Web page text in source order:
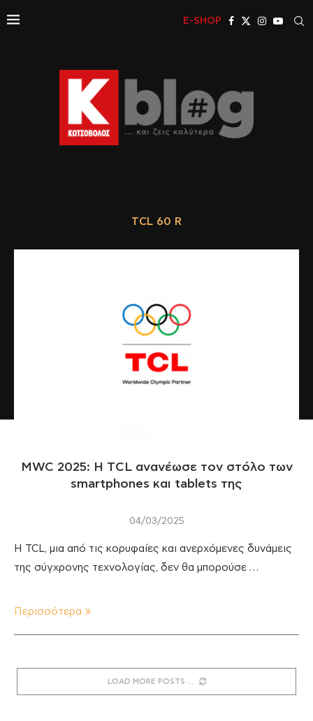
E-SHOP
TCL 60 R
MWC 2025: H TCL ανανέωσε τον στόλο των
smartphones και tablets της
04/03/2025
Η TCL, μια από τις κορυφαίες και ανερχόμενες δυνάμεις
της σύγχρονης τεχνολογίας, δεν θα μπορούσε …
Περισσότερα
LOAD MORE POSTS